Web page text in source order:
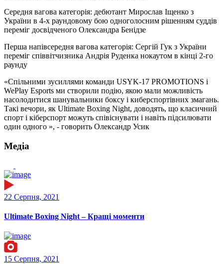
Середня вагова категорія: дебютант Мирослав Іщенко з
України в 4-х раундовому бою одноголосним рішенням суддів
переміг досвідченого Олександра Бенідзе
Перша напівсередня вагова категорія: Сергій Гук з України
переміг співвітчизника Андрія Руденка нокаутом в кінці 2-го
раунду
«Спільними зусиллями команди USYK-17 PROMOTIONS і
WePlay Esports ми створили подію, якою мали можливість
насолодитися шанувальники боксу і киберспортівних змагань.
Такі вечори, як Ultimate Boxing Night, доводять, що класичний
спорт і кіберспорт можуть співіснувати і навіть підсилювати
один одного », - говорить Олександр Усик
Медіа
22 Серпня, 2021
Ultimate Boxing Night – Кращі моменти
15 Серпня, 2021